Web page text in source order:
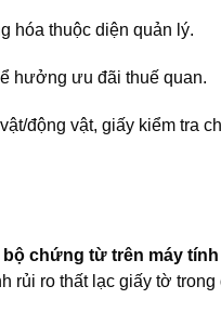
hóa thuộc diện quản lý.
hưởng ưu đãi thuế quan.
động vật, giấy kiểm tra
chứng từ trên máy
rủi ro thất lạc giấy tờ trong